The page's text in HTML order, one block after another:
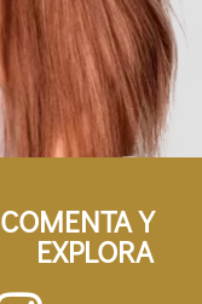
Y
EXPLORA